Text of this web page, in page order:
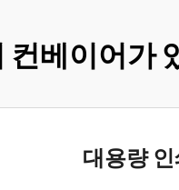
컨베이어가
대용량